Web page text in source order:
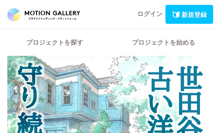
ログイン 新規登録
プロジェクトを探す プロジェクトを始める